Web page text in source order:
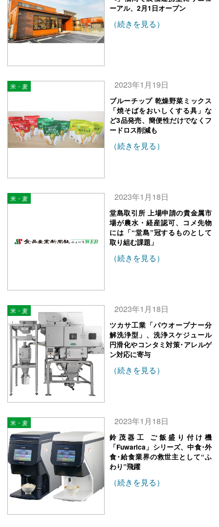
ーアル、2月1日オープン
（続きを見る）
米・麦 2023年1月19日
ブルーチップ 乾燥野菜ミックス
「焼そばをおいしくする具」な
ど3品発売、簡便性だけでなくフ
ードロス削減も
（続きを見る）
米・麦 2023年1月18日
堂島取引所 上場申請の貴金属市
場が農水・経産認可、コメ先物
には「“堂島”冠するものとして
取り組む課題」
（続きを見る）
米・麦 2023年1月18日
ツカサ工業「パウオープナー分
解洗浄型」、洗浄スケジュール
円滑化やコンタミ対策･アレルゲ
ン対応に寄与
（続きを見る）
米・麦 2023年1月18日
鈴茂器工 ご飯盛り付け機
「Fuwarica」シリーズ、中食･外
食･給食業界の救世主として“ふ
わり”飛躍
（続きを見る）